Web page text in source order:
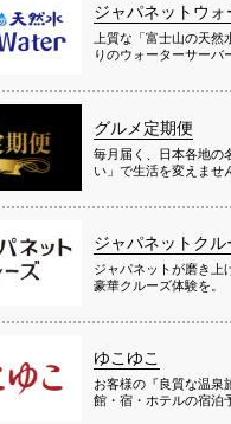
ジャパネットウォ
上質な「富士山の天然
りのウォーターサーバ
グルメ定期便
毎月届く、日本各地の
い」で生活を変えませ
ジャパネットクル
ジャパネットが磨き上
豪華クルーズ体験を。
ゆこゆこ
お客様の『良質な温泉
館・宿・ホテルの宿泊